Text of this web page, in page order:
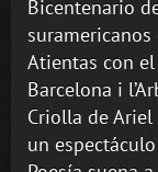
Bicentenario
suramericanos
Atientas con el
Barcelona i
Criolla de
un